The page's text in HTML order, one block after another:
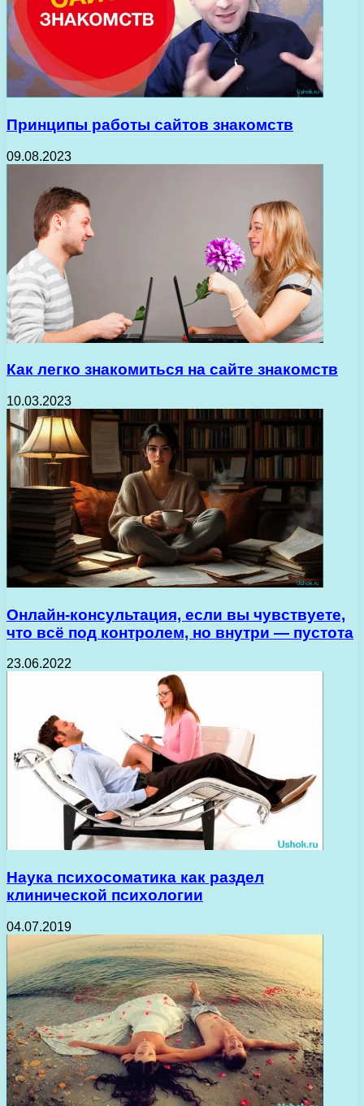
Принципы работы сайтов знакомств
09.08.2023
Как легко знакомиться на сайте знакомств
10.03.2023
Онлайн-консультация, если вы чувствуете,
что всё под контролем, но внутри — пустота
23.06.2022
Наука психосоматика как раздел
клинической психологии
04.07.2019